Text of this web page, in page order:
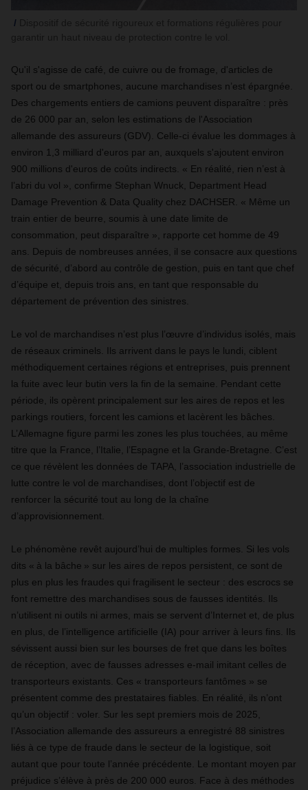
Qu'il s'agisse de café, de cuivre ou de fromage, d'articles de
sport ou de smartphones, aucune marchandises n’est épargnée.
Des chargements entiers de camions peuvent disparaître : près
de 26 000 par an, selon les estimations de l'Association
allemande des assureurs (GDV). Celle-ci évalue les dommages à
environ 1,3 milliard d'euros par an, auxquels s'ajoutent environ
900 millions d'euros de coûts indirects. « En réalité, rien n’est à
l’abri du vol », confirme Stephan Wnuck, Department Head
Damage Prevention & Data Quality chez DACHSER. « Même un
train entier de beurre, soumis à une date limite de
consommation, peut disparaître », rapporte cet homme de 49
ans. Depuis de nombreuses années, il se consacre aux questions
de sécurité, d’abord au contrôle de gestion, puis en tant que chef
d’équipe et, depuis trois ans, en tant que responsable du
département de prévention des sinistres.
Le vol de marchandises n’est plus l’œuvre d’individus isolés, mais
de réseaux criminels. Ils arrivent dans le pays le lundi, ciblent
méthodiquement certaines régions et entreprises, puis prennent
la fuite avec leur butin vers la fin de la semaine. Pendant cette
période, ils opèrent principalement sur les aires de repos et les
parkings routiers, forcent les camions et lacèrent les bâches.
L’Allemagne figure parmi les zones les plus touchées, au même
titre que la France, l’Italie, l’Espagne et la Grande-Bretagne. C’est
ce que révèlent les données de TAPA, l’association industrielle de
lutte contre le vol de marchandises, dont l’objectif est de
renforcer la sécurité tout au long de la chaîne
d’approvisionnement.
Le phénomène revêt aujourd’hui de multiples formes. Si les vols
dits « à la bâche » sur les aires de repos persistent, ce sont de
plus en plus les fraudes qui fragilisent le secteur : des escrocs se
font remettre des marchandises sous de fausses identités. Ils
n’utilisent ni outils ni armes, mais se servent d’Internet et, de plus
en plus, de l’intelligence artificielle (IA) pour arriver à leurs fins. Ils
sévissent aussi bien sur les bourses de fret que dans les boîtes
de réception, avec de fausses adresses e-mail imitant celles de
transporteurs existants. Ces « transporteurs fantômes » se
présentent comme des prestataires fiables. En réalité, ils n’ont
qu’un objectif : voler. Sur les sept premiers mois de 2025,
l’Association allemande des assureurs a enregistré 88 sinistres
liés à ce type de fraude dans le secteur de la logistique, soit
autant que pour toute l’année précédente. Le montant moyen par
préjudice s’élève à près de 200 000 euros. Face à des méthodes